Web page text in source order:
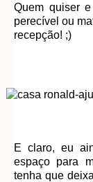
Quem quiser
perecível ou
recepção! ;)
E claro, eu
espaço para
tenha que